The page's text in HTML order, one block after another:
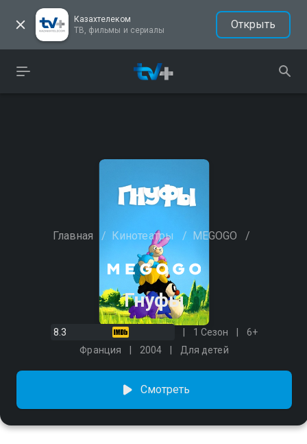
Казахтелеком
ТВ, фильмы и сериалы
Открыть
Главная / Кинотеатры / MEGOGO /
Гнуфы
8.3 1 Сезон
6+
Франция
2004 Для детей
Смотреть